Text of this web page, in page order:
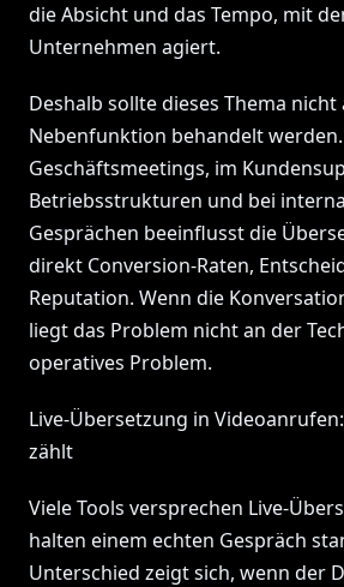
die Absicht und das Tempo, mit
Unternehmen agiert.
Deshalb sollte dieses Thema nicht
Nebenfunktion behandelt
Geschäftsmeetings, im
Betriebsstrukturen und bei
Gesprächen beeinflusst die
direkt Conversion-Raten,
Reputation. Wenn die
liegt das Problem nicht an der
operatives Problem.
Live-Übersetzung in
zählt
Viele Tools versprechen Live-
halten einem echten Gespräch
Unterschied zeigt sich, wenn der